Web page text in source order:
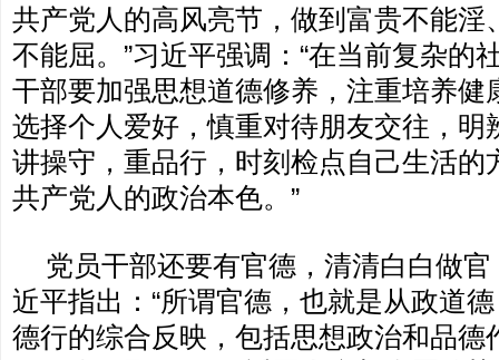
共产党人的高风亮节，做到富贵不能淫
不能屈。”习近平强调：“在当前复杂的
干部要加强思想道德修养，注重培养健
选择个人爱好，慎重对待朋友交往，明
讲操守，重品行，时刻检点自己生活的
共产党人的政治本色。”
党员干部还要有官德，清清白白做
近平指出：“所谓官德，也就是从政道
德行的综合反映，包括思想政治和品德